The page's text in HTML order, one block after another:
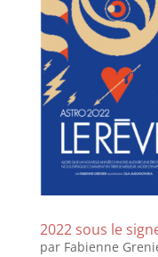
2022 sous le
par Fabienne